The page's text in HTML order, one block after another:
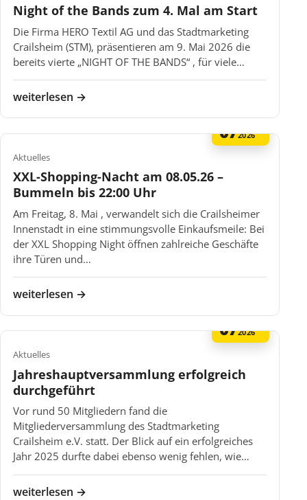
Night of the Bands zum 4. Mal am Start
Die Firma HERO Textil AG und das Stadtmarketing
Crailsheim (STM), präsentieren am 9. Mai 2026 die
bereits vierte „NIGHT OF THE BANDS“ , für viele…
weiterlesen →
072026
Aktuelles
XXL-Shopping-Nacht am 08.05.26 –
Bummeln bis 22:00 Uhr
Am Freitag, 8. Mai , verwandelt sich die Crailsheimer
Innenstadt in eine stimmungsvolle Einkaufsmeile: Bei
der XXL Shopping Night öffnen zahlreiche Geschäfte
ihre Türen und…
weiterlesen →
072026
Aktuelles
Jahreshauptversammlung erfolgreich
durchgeführt
Vor rund 50 Mitgliedern fand die
Mitgliederversammlung des Stadtmarketing
Crailsheim e.V. statt. Der Blick auf ein erfolgreiches
Jahr 2025 durfte dabei ebenso wenig fehlen, wie…
weiterlesen →